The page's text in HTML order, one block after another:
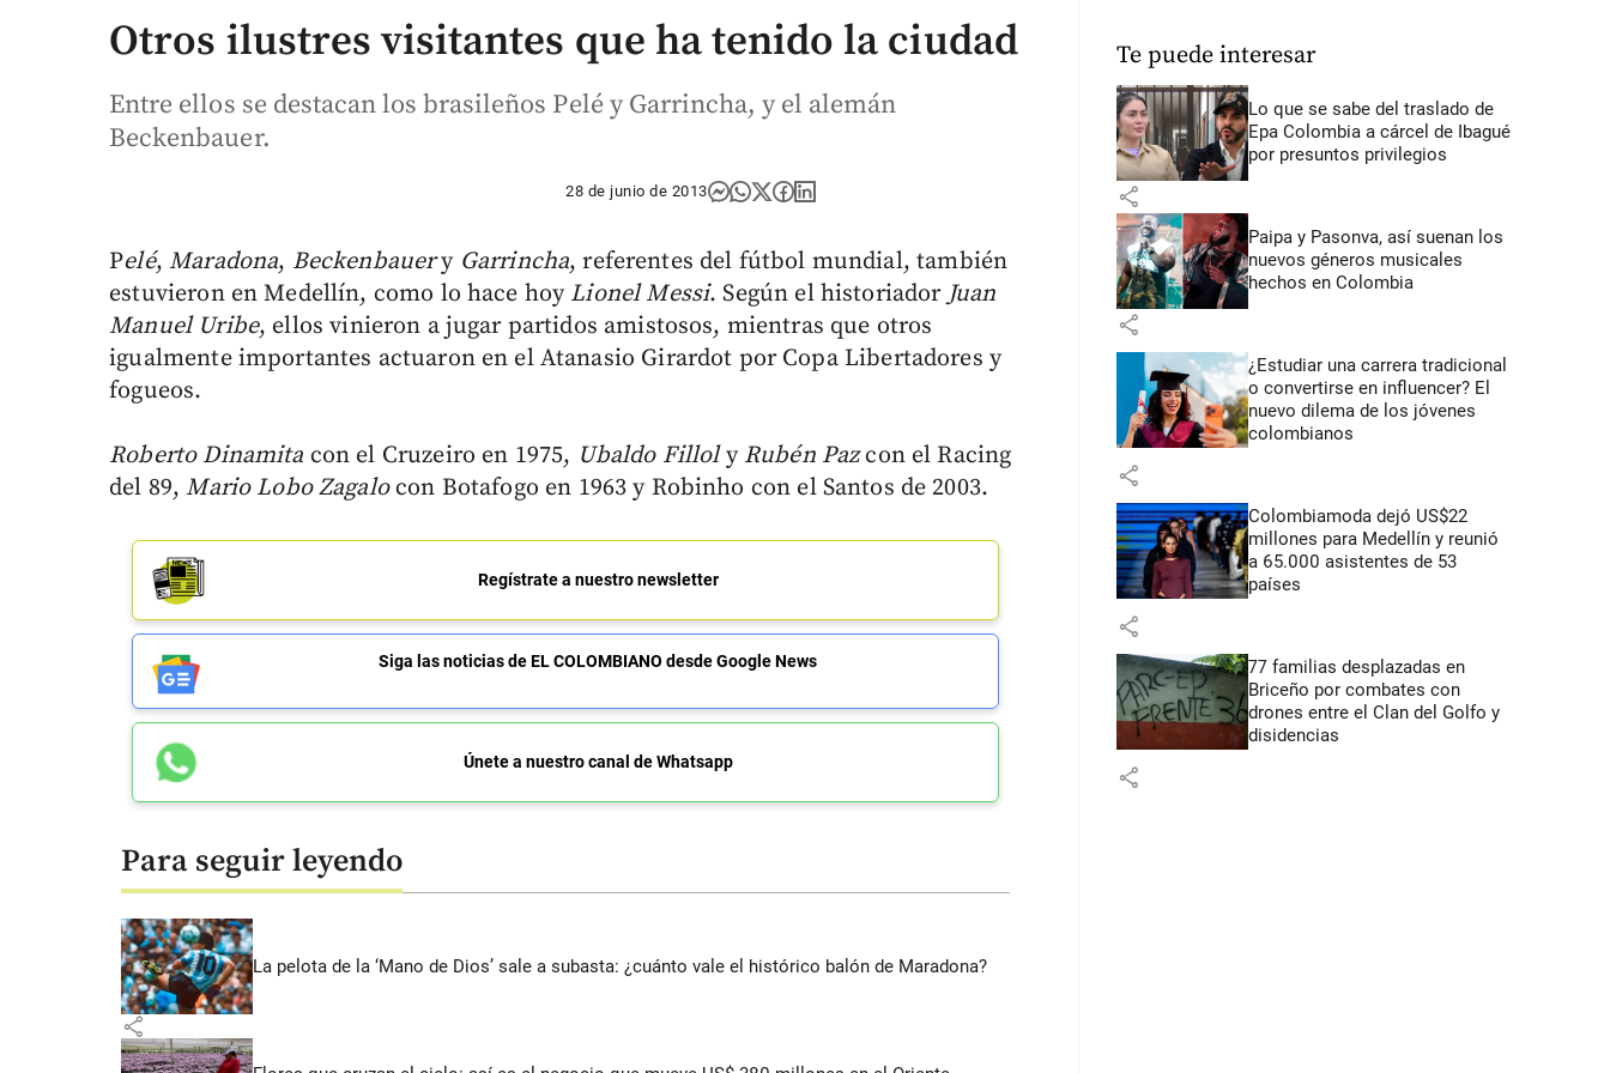
Otros ilustres visitantes que ha tenido la ciudad
Entre ellos se destacan los brasileños Pelé y Garrincha, y el alemán
Beckenbauer.
28 de junio de 2013
Pelé, Maradona, Beckenbauery Garrincha, referentes del fútbol mundial, también
estuvieron en Medellín, como lo hace hoy Lionel Messi. Según el historiadorJuan
Manuel Uribe, ellos vinieron a jugar partidos amistosos, mientras que otros
igualmente importantes actuaron en el Atanasio Girardot por Copa Libertadores y
fogueos.
Roberto Dinamita con el Cruzeiro en 1975, Ubaldo Filloly Rubén Pazcon el Racing
del 89, Mario Lobo Zagalocon Botafogo en 1963 y Robinho con el Santos de 2003.
Regístrate a nuestro newsletter
Siga las noticias de EL COLOMBIANO desde Google News
Únete a nuestro canal de Whatsapp
Para seguir leyendo
La pelota de la ‘Mano de Dios’ sale a subasta: ¿cuánto vale el histórico balón de Maradona?
share
Te puede interesar
Lo que se sabe del traslado de
Epa Colombia a cárcel de Ibagué
por presuntos privilegios
share
Paipa y Pasonva, así suenan los
nuevos géneros musicales
hechos en Colombia
share
¿Estudiar una carrera tradicional
o convertirse en influencer? El
nuevo dilema de los jóvenes
colombianos
share
Colombiamoda dejó US$22
millones para Medellín y reunió
a 65.000 asistentes de 53
países
share
77 familias desplazadas en
Briceño por combates con
drones entre el Clan del Golfo y
disidencias
share